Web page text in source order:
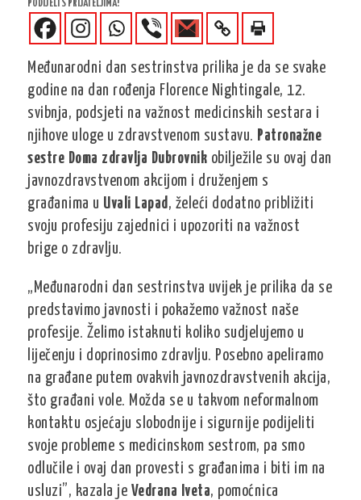
PODIJELI S PRIJATELJIMA!
Međunarodni dan sestrinstva prilika je da se svake
godine na dan rođenja Florence Nightingale, 12.
svibnja, podsjeti na važnost medicinskih sestara i
njihove uloge u zdravstvenom sustavu. Patronažne
sestre Doma zdravlja Dubrovnik obilježile su ovaj dan
javnozdravstvenom akcijom i druženjem s
građanima u Uvali Lapad, želeći dodatno približiti
svoju profesiju zajednici i upozoriti na važnost
brige o zdravlju.
„Međunarodni dan sestrinstva uvijek je prilika da se
predstavimo javnosti i pokažemo važnost naše
profesije. Želimo istaknuti koliko sudjelujemo u
liječenju i doprinosimo zdravlju. Posebno apeliramo
na građane putem ovakvih javnozdravstvenih akcija,
što građani vole. Možda se u takvom neformalnom
kontaktu osjećaju slobodnije i sigurnije podijeliti
svoje probleme s medicinskom sestrom, pa smo
odlučile i ovaj dan provesti s građanima i biti im na
usluzi”, kazala je Vedrana Iveta, pomoćnica